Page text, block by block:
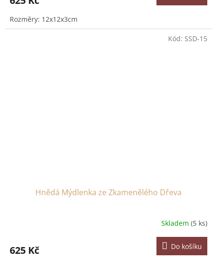
Rozměry: 12x12x3cm
Hnědá Mýdlenka ze Zkamenělého Dřeva
Skladem (5 ks)
625 Kč Do košíku
Kód: SSD-15